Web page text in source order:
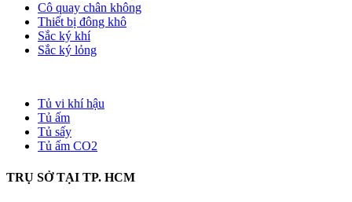
Cô quay chân không
Thiết bị đông khô
Sắc ký khí
Sắc ký lỏng
Tủ vi khí hậu
Tủ ấm
Tủ sấy
Tủ ấm CO2
TRỤ SỞ TẠI TP. HCM